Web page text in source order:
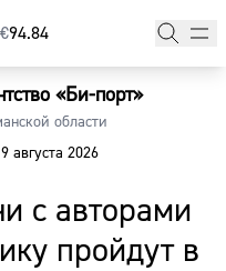
€⁠94.84
«Би-порт»
области
9 августа 2026
с авторами
пройдут в